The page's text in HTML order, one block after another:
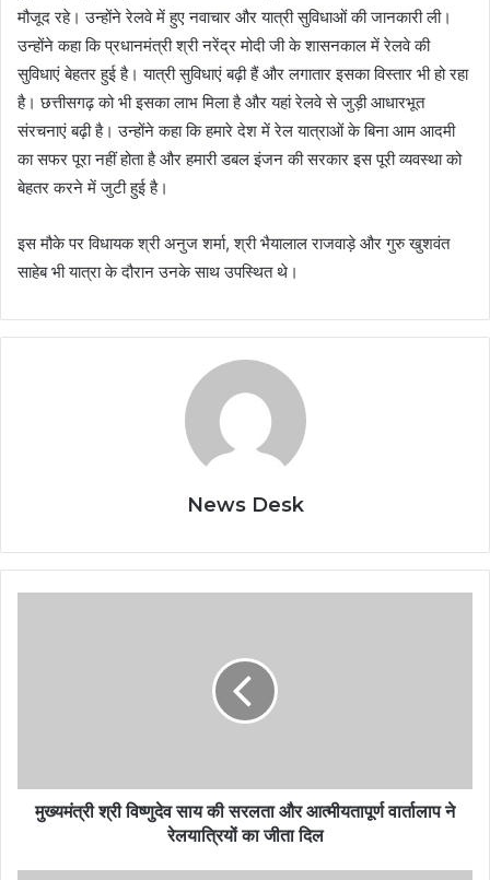
मौजूद रहे। उन्होंने रेलवे में हुए नवाचार और यात्री सुविधाओं की जानकारी ली।
उन्होंने कहा कि प्रधानमंत्री श्री नरेंद्र मोदी जी के शासनकाल में रेलवे की
सुविधाएं बेहतर हुई है। यात्री सुविधाएं बढ़ी हैं और लगातार इसका विस्तार भी हो रहा
है। छत्तीसगढ़ को भी इसका लाभ मिला है और यहां रेलवे से जुड़ी आधारभूत
संरचनाएं बढ़ी है। उन्होंने कहा कि हमारे देश में रेल यात्राओं के बिना आम आदमी
का सफर पूरा नहीं होता है और हमारी डबल इंजन की सरकार इस पूरी व्यवस्था को
बेहतर करने में जुटी हुई है।
इस मौके पर विधायक श्री अनुज शर्मा, श्री भैयालाल राजवाड़े और गुरु खुशवंत
साहेब भी यात्रा के दौरान उनके साथ उपस्थित थे।
News Desk
मुख्यमंत्री श्री विष्णुदेव साय की सरलता और आत्मीयतापूर्ण वार्तालाप ने
रेलयात्रियों का जीता दिल